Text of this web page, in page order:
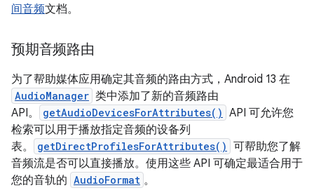
间音频文档。
预期音频路由
为了帮助媒体应用确定其音频的路由方式，Android 13 在
AudioManager 类中添加了新的音频路由
API。
getAudioDevicesForAttributes() API 可允许您
检索可以用于播放指定音频的设备列
表。
getDirectProfilesForAttributes() 可帮助您了解
音频流是否可以直接播放。使用这些 API 可确定最适合用于
您的音轨的 AudioFormat 。